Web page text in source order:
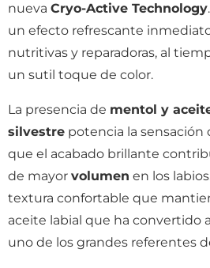
nueva Cryo-Active Technology
un efecto refrescante
nutritivas y reparadoras, al
un sutil toque de color.
La presencia de mentol y
silvestre potencia la sensación
que el acabado brillante
de mayor volumen en los
textura confortable que
aceite labial que ha convertido
uno de los grandes referentes